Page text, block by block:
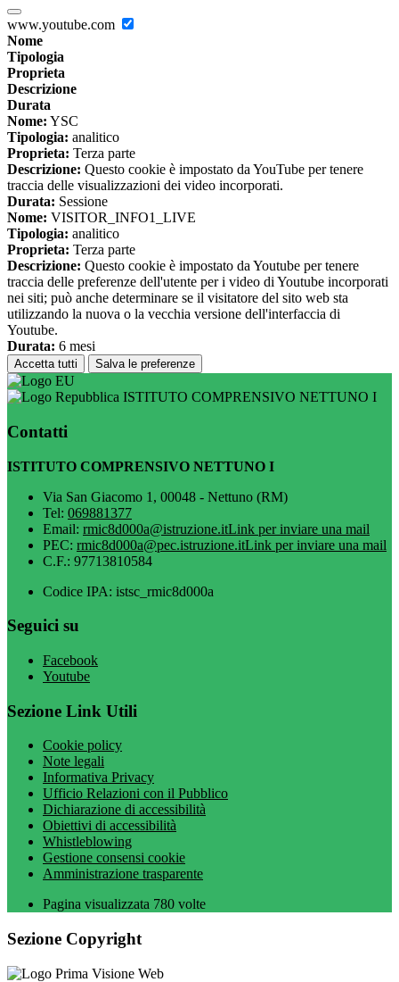
www.youtube.com
Nome
Tipologia
Proprieta
Descrizione
Durata
Nome: YSC
Tipologia: analitico
Proprieta: Terza parte
Descrizione: Questo cookie è impostato da YouTube per tenere
traccia delle visualizzazioni dei video incorporati.
Durata: Sessione
Nome: VISITOR_INFO1_LIVE
Tipologia: analitico
Proprieta: Terza parte
Descrizione: Questo cookie è impostato da Youtube per tenere
traccia delle preferenze dell'utente per i video di Youtube incorporati
nei siti; può anche determinare se il visitatore del sito web sta
utilizzando la nuova o la vecchia versione dell'interfaccia di
Youtube.
Durata: 6 mesi
Accetta tutti Salva le preferenze
ISTITUTO COMPRENSIVO NETTUNO I
Contatti
ISTITUTO COMPRENSIVO NETTUNO I
Via San Giacomo 1, 00048 - Nettuno (RM)
Tel: 069881377
Email: rmic8d000a@istruzione.itLink per inviare una mail
PEC: rmic8d000a@pec.istruzione.itLink per inviare una mail
C.F.: 97713810584
Codice IPA: istsc_rmic8d000a
Seguici su
Facebook
Youtube
Sezione Link Utili
Cookie policy
Note legali
Informativa Privacy
Ufficio Relazioni con il Pubblico
Dichiarazione di accessibilità
Obiettivi di accessibilità
Whistleblowing
Gestione consensi cookie
Amministrazione trasparente
Pagina visualizzata 780 volte
Sezione Copyright